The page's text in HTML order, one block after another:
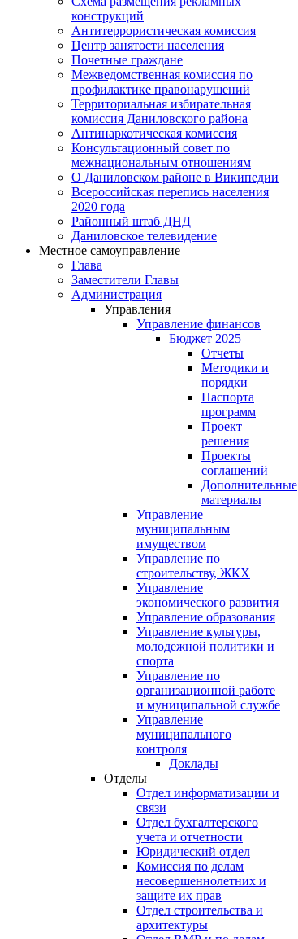
конструкций
Антитеррористическая комиссия
Центр занятости населения
Почетные граждане
Межведомственная комиссия по
профилактике правонарушений
Территориальная избирательная
комиссия Даниловского района
Антинаркотическая комиссия
Консультационный совет по
межнациональным отношениям
О Даниловском районе в Википедии
Всероссийская перепись населения
2020 года
Районный штаб ДНД
Даниловское телевидение
Местное самоуправление
Глава
Заместители Главы
Администрация
Управления
Управление финансов
Бюджет 2025
Отчеты
Методики и
порядки
Паспорта
программ
Проект
решения
Проекты
соглашений
Дополнительные
материалы
Управление
муниципальным
имуществом
Управление по
строительству, ЖКХ
Управление
экономического развития
Управление образования
Управление культуры,
молодежной политики и
спорта
Управление по
организационной работе
и муниципальной службе
Управление
муниципального
контроля
Доклады
Отделы
Отдел информатизации и
связи
Отдел бухгалтерского
учета и отчетности
Юридический отдел
Комиссия по делам
несовершеннолетних и
защите их прав
Отдел строительства и
архитектуры